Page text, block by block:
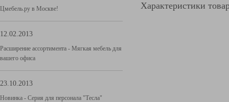
Цмебель.ру в Москве!
12.02.2013
Расширение ассортимента - Мягкая мебель для
вашего офиса
23.10.2013
Новинка - Серия для персонала "Тесла"
Характеристики